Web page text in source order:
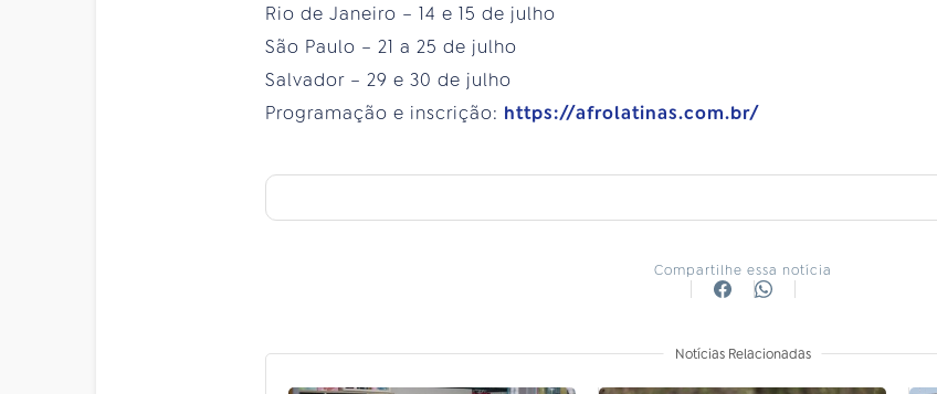
Rio de Janeiro – 14 e 15 de julho
São Paulo – 21 a 25 de julho
Salvador – 29 e 30 de julho
Programação e inscrição: https://afrolatinas.com.br/
Compartilhe essa notícia
Notícias Relacionadas